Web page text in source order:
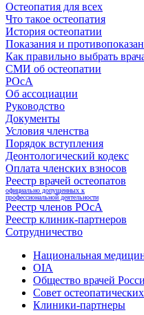
Остеопатия для всех
Что такое остеопатия
История остеопатии
Показания и
Как правильно выбрать
СМИ об остеопатии
РОсА
Об ассоциации
Руководство
Документы
Условия членства
Порядок вступления
Деонтологический кодекс
Оплата членских взносов
Реестр врачей остеопатов
официально допущенных к
профессиональной деятельности
Реестр членов РОсА
Реестр клиник-партнеров
Сотрудничество
Национальная
OIA
Общество врачей
Совет
Клиники-партнеры